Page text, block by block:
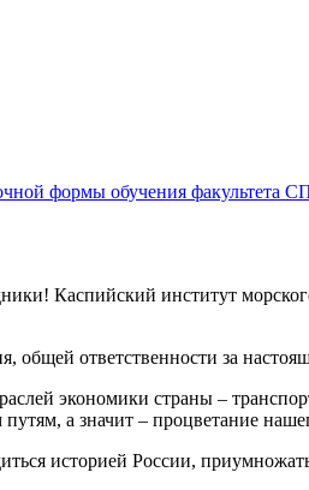
формы обучения факультета
Каспийский институт
общей ответственности за
экономики страны –
а значит – процветание
историей России,